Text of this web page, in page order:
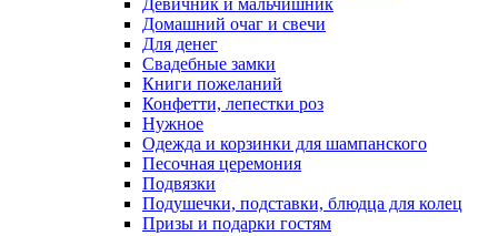
Девичник и мальчишник
Домашний очаг и свечи
Для денег
Свадебные замки
Книги пожеланий
Конфетти, лепестки роз
Нужное
Одежда и корзинки для шампанского
Песочная церемония
Подвязки
Подушечки, подставки, блюдца для колец
Призы и подарки гостям